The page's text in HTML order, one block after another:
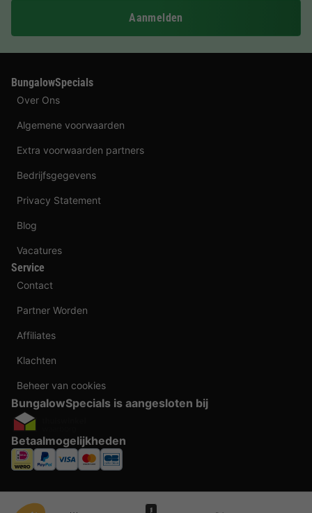
1
Aanmelden
BungalowSpecials
Over Ons
Algemene voorwaarden
Extra voorwaarden partners
Bedrijfsgegevens
Privacy Statement
Blog
Vacatures
Service
Contact
Partner Worden
Affiliates
Klachten
Beheer van cookies
BungalowSpecials is aangesloten bij
Betaalmogelijkheden